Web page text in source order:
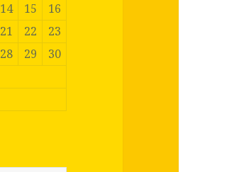
14 15
16
21 22
23
28 29
30